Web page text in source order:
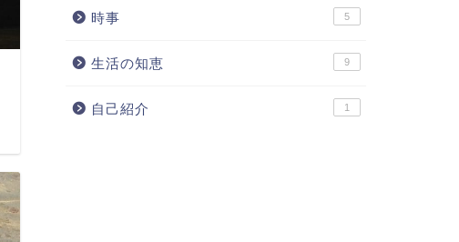
時事 5
生活の知恵 9
自己紹介 1